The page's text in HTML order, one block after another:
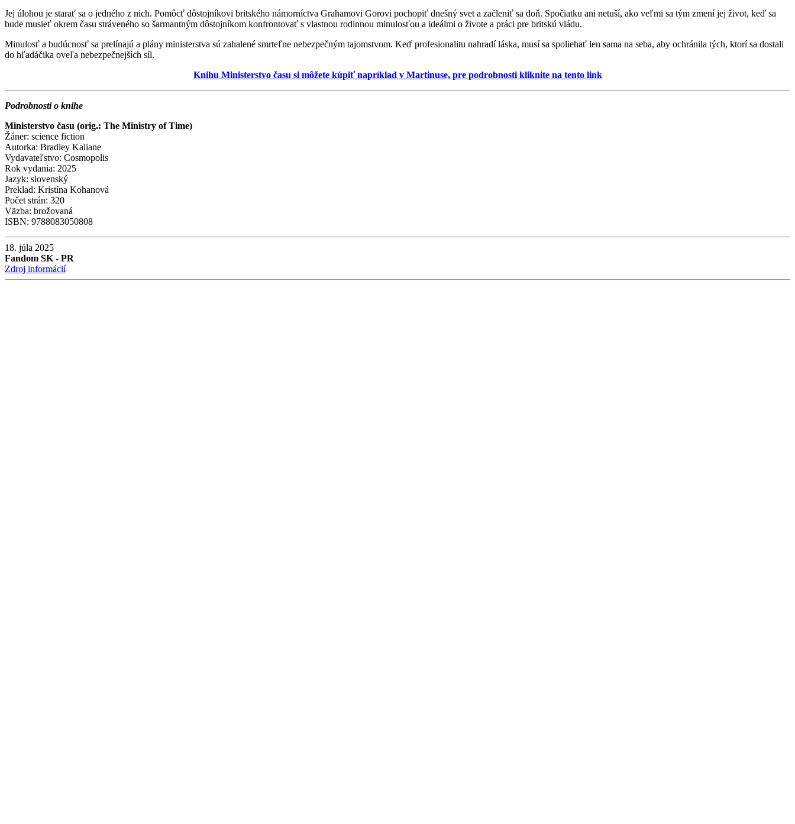
Jej úlohou je starať sa o jedného z nich. Pomôcť dôstojníkovi britského námorníctva Grahamovi Gorovi pochopiť dnešný svet a začleniť sa doň. Spočiatku ani netuší, ako veľmi sa tým zmení jej život, keď sa
bude musieť okrem času stráveného so šarmantným dôstojníkom konfrontovať s vlastnou rodinnou minulosťou a ideálmi o živote a práci pre britskú vládu.
Minulosť a budúcnosť sa prelínajú a plány ministerstva sú zahalené smrteľne nebezpečným tajomstvom. Keď profesionalitu nahradí láska, musí sa spoliehať len sama na seba, aby ochránila tých, ktorí sa dostali
do hľadáčika oveľa nebezpečnejších síl.
Knihu Ministerstvo času si môžete kúpiť napríklad v Martinuse, pre podrobnosti kliknite na tento link
Podrobnosti o knihe
Ministerstvo času (orig.: The Ministry of Time)
Žáner: science fiction
Autorka: Bradley Kaliane
Vydavateľstvo: Cosmopolis
Rok vydania: 2025
Jazyk: slovenský
Preklad: Kristína Kohanová
Počet strán: 320
Väzba: brožovaná
ISBN: 9788083050808
18. júla 2025
Fandom SK - PR
Zdroj informácií